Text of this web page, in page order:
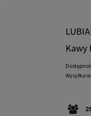
Kawy
Wysyłka